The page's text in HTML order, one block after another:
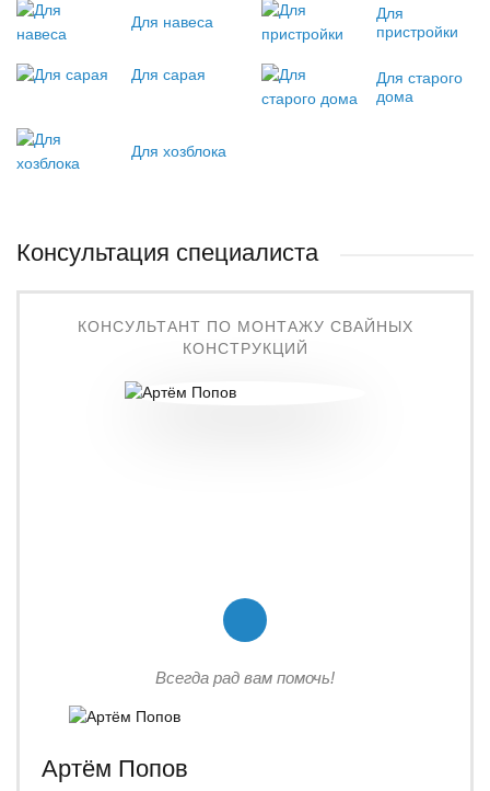
Для навеса
Для
пристройки
Для сарая
Для старого
дома
Для хозблока
Консультация специалиста
КОНСУЛЬТАНТ ПО МОНТАЖУ СВАЙНЫХ
КОНСТРУКЦИЙ
Всегда рад вам помочь!
Артём Попов